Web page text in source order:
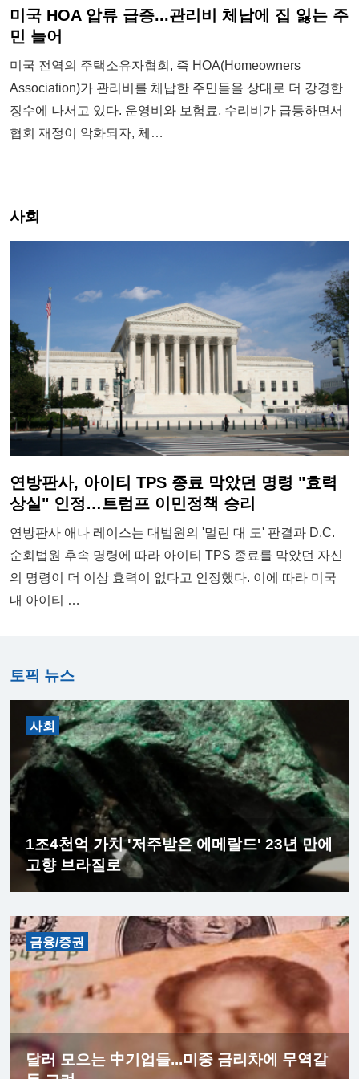
미국 HOA 압류 급증...관리비 체납에 집 잃는 주
민 늘어
미국 전역의 주택소유자협회, 즉 HOA(Homeowners
Association)가 관리비를 체납한 주민들을 상대로 더 강경한
징수에 나서고 있다. 운영비와 보험료, 수리비가 급등하면서
협회 재정이 악화되자, 체…
사회
연방판사, 아이티 TPS 종료 막았던 명령 "효력
상실" 인정…트럼프 이민정책 승리
연방판사 애나 레이스는 대법원의 '멀린 대 도' 판결과 D.C.
순회법원 후속 명령에 따라 아이티 TPS 종료를 막았던 자신
의 명령이 더 이상 효력이 없다고 인정했다. 이에 따라 미국
내 아이티 …
토픽 뉴스
사회
1조4천억 가치 '저주받은 에메랄드' 23년 만에
고향 브라질로
금융/증권
달러 모으는 中기업들...미중 금리차에 무역갈